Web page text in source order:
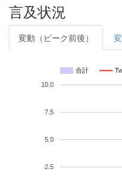
言及状況
変動（ピーク前後）
合計
2.5
5.0
7.5
10.0